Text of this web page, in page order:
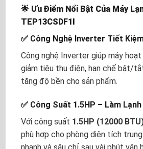
🌟 Ưu Điểm Nổi Bật Của Máy
TEP13CSDF1I
✅ Công Nghệ Inverter Tiết
Công nghệ Inverter giúp máy
giảm tiêu thụ điện, hạn chế bật/
tăng độ bền cho sản phẩm.
✅ Công Suất 1.5HP – Làm
Với công suất 1.5HP (12000
phù hợp cho phòng diện tích